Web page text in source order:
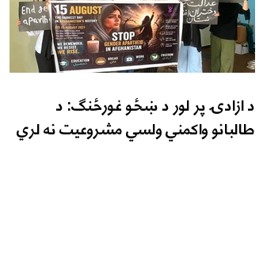
د ازادۍ پر لور د ښځو غورځنګ: د
طالبانو واکمني ولسي مشروعیت نه لري